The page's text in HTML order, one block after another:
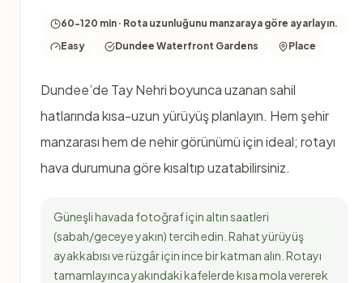
60-120 min · Rota uzunluğunu manzaraya göre ayarlayın.
Easy
Dundee Waterfront Gardens Place
Dundee’de Tay Nehri boyunca uzanan sahil
hatlarında kısa-uzun yürüyüş planlayın. Hem şehir
manzarası hem de nehir görünümü için ideal; rotayı
hava durumuna göre kısaltıp uzatabilirsiniz.
Güneşli havada fotoğraf için altın saatleri
(sabah/geceye yakın) tercih edin. Rahat yürüyüş
ayakkabısı ve rüzgâr için ince bir katman alın. Rotayı
tamamlayınca yakındaki kafelerde kısa mola vererek